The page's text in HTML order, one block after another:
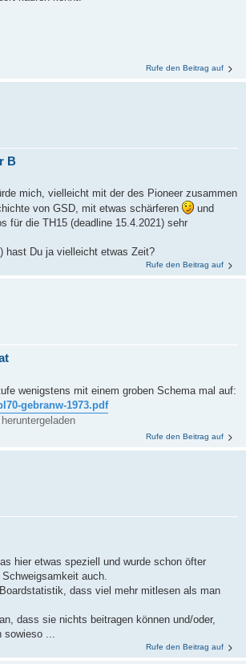
Rufe den Beitrag auf
B
mich, vielleicht mit der des Pioneer zusammen
von GSD, mit etwas schärferen
und
für die TH15 (deadline 15.4.2021) sehr
hast Du ja vielleicht etwas Zeit?
Rufe den Beitrag auf
wenigstens mit einem groben Schema mal auf:
gebranw-1973.pdf
Rufe den Beitrag auf
hier etwas speziell und wurde schon öfter
auch.
dass viel mehr mitlesen als man
dass sie nichts beitragen können und/oder,
sowieso ...
Rufe den Beitrag auf